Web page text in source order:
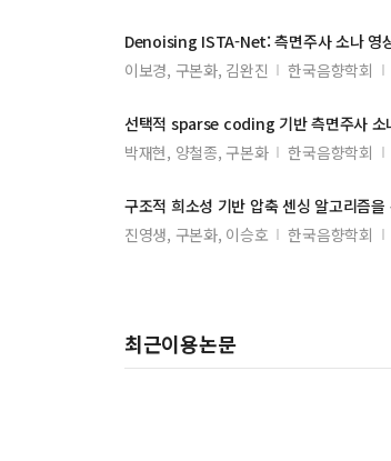
Denoising ISTA-Net:측면주사소나영
이보경, 구본화, 김완진 한국음향학회
선택적 sparse coding 기반측면주사 소
박재현, 양철종, 구본화 한국음향학회
구조적 희소성 기반 압축 센싱 알고리즘을
진영생, 구본화, 이승호 한국음향학회
최근이용논문